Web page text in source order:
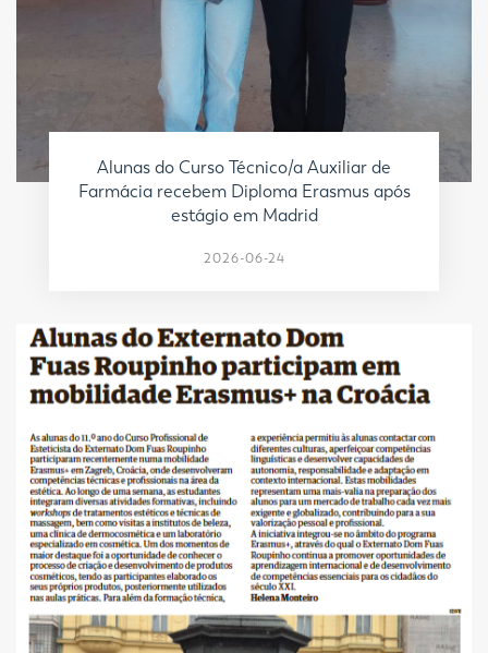
Alunas do Curso Técnico/a Auxiliar de
Farmácia recebem Diploma Erasmus após
estágio em Madrid
2026-06-24